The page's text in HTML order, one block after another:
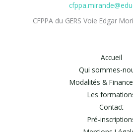
CFPPA du GERS Voie Edgar
Accueil
Qui sommes-
Modalités &
Les
Contact
Pré-